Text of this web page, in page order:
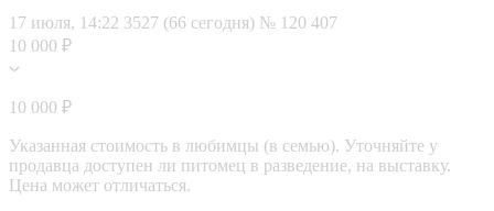
17 июля, 14:22 3527 (66 сегодня) № 120 407
10 000 ₽
10 000 ₽
Указанная стоимость в любимцы (в семью). Уточняйте у
продавца доступен ли питомец в разведение, на выставку.
Цена может отличаться.